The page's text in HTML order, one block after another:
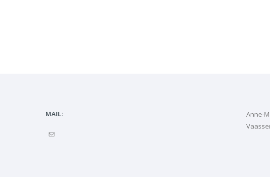
MAIL:
Anne-